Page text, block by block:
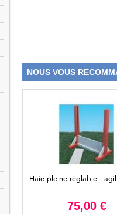
NOUS VOUS
Haie pleine réglable -
75,00 €